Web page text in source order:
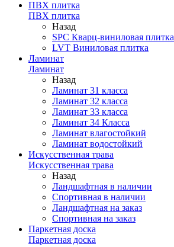
ПВХ плитка
ПВХ плитка
Назад
SPC Кварц-виниловая плитка
LVT Виниловая плитка
Ламинат
Ламинат
Назад
Ламинат 31 класса
Ламинат 32 класса
Ламинат 33 класса
Ламинат 34 Класса
Ламинат влагостойкий
Ламинат водостойкий
Искусственная трава
Искусственная трава
Назад
Ландшафтная в наличии
Спортивная в наличии
Ландшафтная на заказ
Спортивная на заказ
Паркетная доска
Паркетная доска